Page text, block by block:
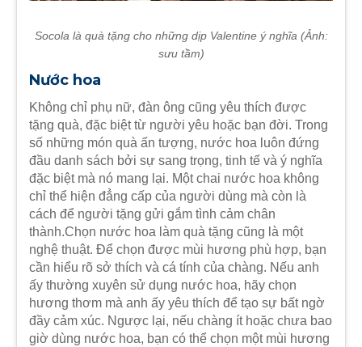
Socola là quà tặng cho những dịp Valentine ý nghĩa (Ảnh:
sưu tầm)
Nước hoa
Không chỉ phụ nữ, đàn ông cũng yêu thích được
tặng quà, đặc biệt từ người yêu hoặc bạn đời. Trong
số những món quà ấn tượng, nước hoa luôn đứng
đầu danh sách bởi sự sang trọng, tinh tế và ý nghĩa
đặc biệt mà nó mang lại. Một chai nước hoa không
chỉ thể hiện đẳng cấp của người dùng mà còn là
cách để người tặng gửi gắm tình cảm chân
thành.Chọn nước hoa làm quà tặng cũng là một
nghệ thuật. Để chọn được mùi hương phù hợp, bạn
cần hiểu rõ sở thích và cá tính của chàng. Nếu anh
ấy thường xuyên sử dụng nước hoa, hãy chọn
hương thơm mà anh ấy yêu thích để tạo sự bất ngờ
đầy cảm xúc. Ngược lại, nếu chàng ít hoặc chưa bao
giờ dùng nước hoa, bạn có thể chọn một mùi hương